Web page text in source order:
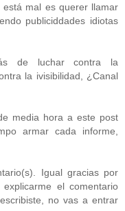
mal es querer llamar
publiciddades idiotas
de luchar contra la
la ivisibilidad, ¿Canal
media hora a este post
armar cada informe,
Igual gracias por
el comentario
no vas a entrar